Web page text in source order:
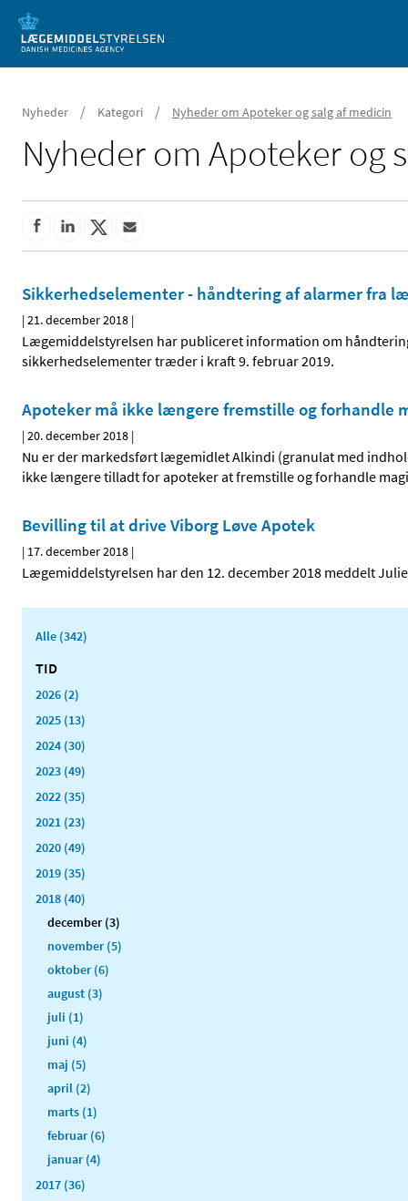
Mobil visning
Nyheder / Kategori / Nyheder om Apoteker og salg af medicin
Nyheder om Apoteker og
Sikkerhedselementer - håndtering af alarmer fra
|21. december 2018 |
Lægemiddelstyrelsen har publiceret information om
sikkerhedselementer træder i kraft 9. februar 2019.
Apoteker må ikke længere fremstille og forhandle
|20. december 2018 |
Nu er der markedsført lægemidlet Alkindi (granulat med
ikke længere tilladt for apoteker at fremstille og forhandle
Bevilling til at drive Viborg Løve Apotek
| 17. december 2018 |
Lægemiddelstyrelsen har den 12. december 2018 meddelt
Alle (342)
TID
2026 (2)
2025 (13)
2024 (30)
2023 (49)
2022 (35)
2021 (23)
2020 (49)
2019 (35)
2018 (40)
december (3)
november (5)
oktober (6)
august (3)
juli (1)
juni (4)
maj (5)
april (2)
marts (1)
februar (6)
januar (4)
2017 (36)